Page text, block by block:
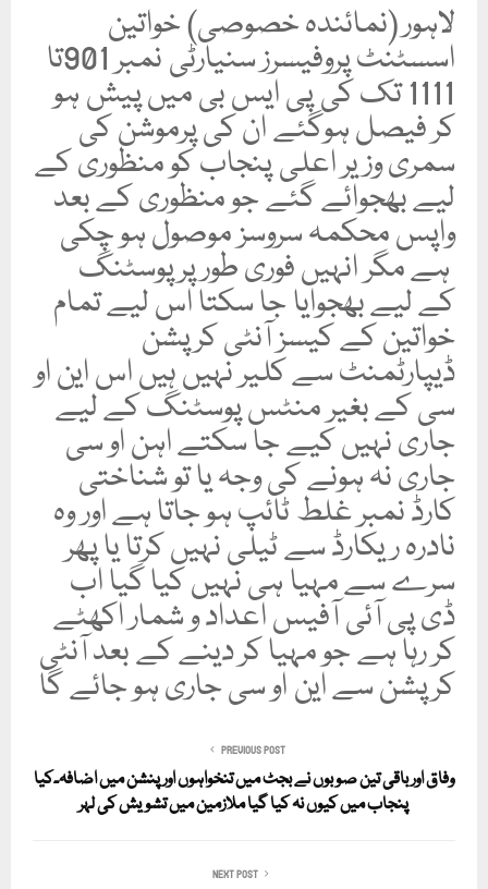
لاہور (نمائندہ خصوصی) خواتین
اسسٹنٹ پروفیسرز سنیارٹی نمبر 901تا
1111 تک کی پی ایس بی میں پیش ہو
کر فیصل ہوگئے ان کی پرموشن کی
سمری وزیر اعلی پنجاب کو منظوری کے
لیے بھجوائے گئے جو منظوری کے بعد
واپس محکمہ سروسز موصول ہو چکی
خواتین کے کیسز آنٹی کرپشن
ڈیپارٹمنٹ سے کلیر نہیں ہیں اس این او
سی کے بغیر منٹس پوسٹنگ کے لیے
جاری نہیں کیے جا سکتے اہن او سی
جاری نہ ہونے کی وجہ یا تو شناختی
کارڈ نمبر غلط ٹائپ ہو جاتا ہے اور وہ
نادرہ ریکارڈ سے ٹیلی نہیں کرتا یا پھر
سرے سے مہیا ہی نہیں کیا گیا اب
ڈی پی آئی آفیس اعداد و شمار اکھٹے
کر رہا ہے جو مہیا کر دینے کے بعد آنٹی
کرپشن سے این او سی جاری ہو جائے گا
PREVIOUS POST
وفاق اور باقی تین صوبوں نے بجٹ میں تنخواہوں اور پنشن میں اضافہ۔کیا
پنجاب میں کیوں نہ کیا گیا ملازمین میں تشویش کی لہر
NEXT POST